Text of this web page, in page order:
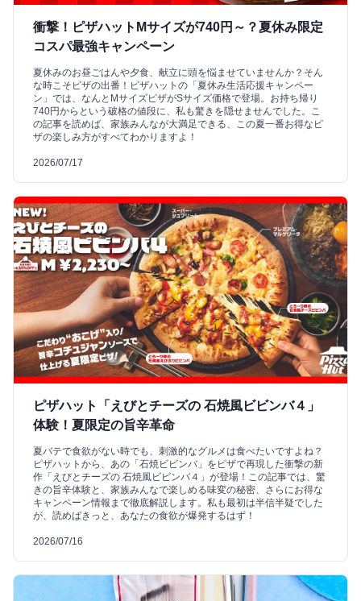
衝撃！ピザハットMサイズが740円～？夏休み限定
コスパ最強キャンペーン
夏休みのお昼ごはんや夕食、献立に頭を悩ませていませんか？そん
な時こそピザの出番！ピザハットの「夏休み生活応援キャンペー
ン」では、なんとMサイズピザがSサイズ価格で登場。お持ち帰り
740円からという破格の値段に、私も驚きを隠せませんでした。こ
の記事を読めば、家族みんなが大満足できる、この夏一番お得なピ
ザの楽しみ方がすべてわかりますよ！
2026/07/17
ピザハット「えびとチーズの 石焼風ビビンバ４」
体験！夏限定の旨辛革命
夏バテで食欲がない時でも、刺激的なグルメは食べたいですよね？
ピザハットから、あの「石焼ビビンバ」をピザで再現した衝撃の新
作「えびとチーズの 石焼風ビビンバ４」が登場！この記事では、驚
きの旨辛体験と、家族みんなで楽しめる味変の秘密、さらにお得な
キャンペーン情報まで徹底解説します。私も最初は半信半疑でした
が、読めばきっと、あなたの食欲が爆発するはず！
2026/07/16